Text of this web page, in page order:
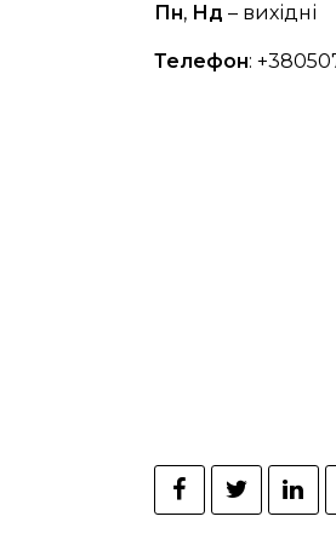
Пн, Нд – вихідні
Телефон: